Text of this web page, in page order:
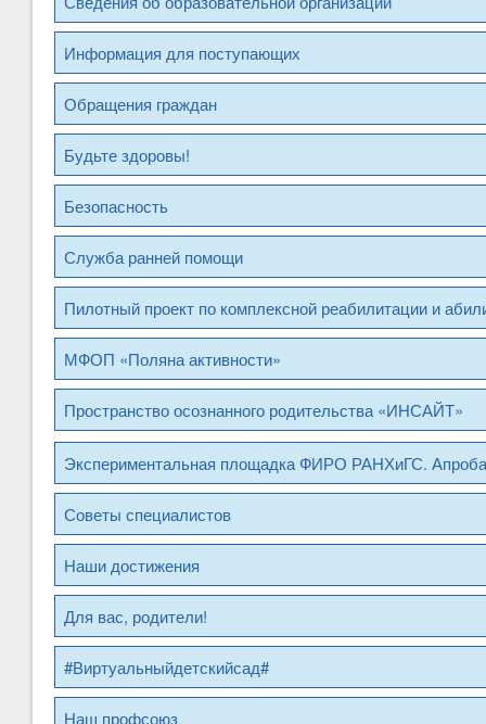
Информация для поступающих
Обращения граждан
Будьте здоровы!
Безопасность
Служба ранней помощи
Пилотный проект по комплексной реабилитации и
МФОП «Поляна активности»
Пространство осознанного родительства «ИНСАЙТ»
Экспериментальная площадка ФИРО РАНХиГС.
Советы специалистов
Наши достижения
Для вас, родители!
#Виртуальныйдетскийсад#
Наш профсоюз